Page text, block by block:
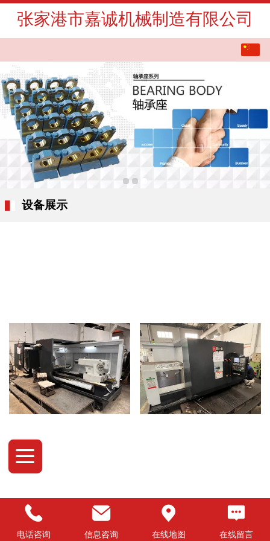
张家港市嘉诚机械制造有限公司
English
设备展示
电话咨询 信息咨询 在线地图 在线留言